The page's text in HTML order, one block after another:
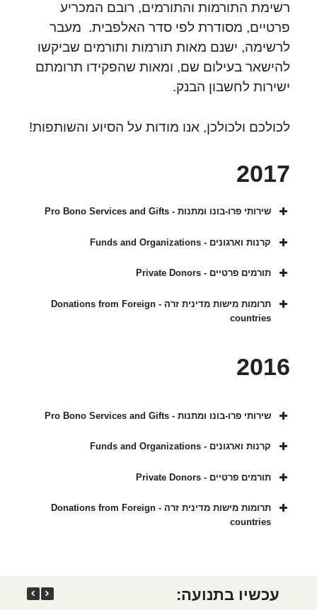
רשימת התורמות והתורמים, רובם המכריע
פרטיים, מסודרת לפי סדר האלפבית. מעבר
לרשימה, ישנם מאות תורמות ותורמים שביקשו
להישאר בעילום שם, ומאות שהפקידו תרומתם
ישירות לחשבון הבנק.
לכולכם ולכולכן, אנו מודות על הסיוע והשותפות!
2017
שירותי פרו-בונו ומתנות - Pro Bono Services and Gifts
קרנות וארגונים - Funds and Organizations
תורמים פרטיים - Private Donors
תרומות מישות מדינית זרה - Donations from Foreign
countries
2016
שירותי פרו-בונו ומתנות - Pro Bono Services and Gifts
קרנות וארגונים - Funds and Organizations
תורמים פרטיים - Private Donors
תרומות מישות מדינית זרה - Donations from Foreign
countries
עכשיו בתנועה: